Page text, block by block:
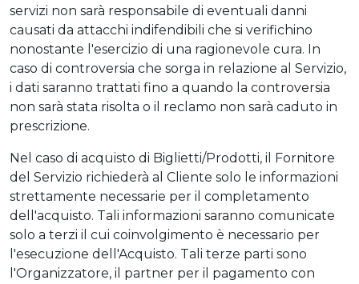
servizi non sarà responsabile di eventuali danni
causati da attacchi indifendibili che si verifichino
nonostante l'esercizio di una ragionevole cura. In
caso di controversia che sorga in relazione al Servizio,
i dati saranno trattati fino a quando la controversia
non sarà stata risolta o il reclamo non sarà caduto in
prescrizione.
Nel caso di acquisto di Biglietti/Prodotti, il Fornitore
del Servizio richiederà al Cliente solo le informazioni
strettamente necessarie per il completamento
dell'acquisto. Tali informazioni saranno comunicate
solo a terzi il cui coinvolgimento è necessario per
l'esecuzione dell'Acquisto. Tali terze parti sono
l'Organizzatore, il partner per il pagamento con